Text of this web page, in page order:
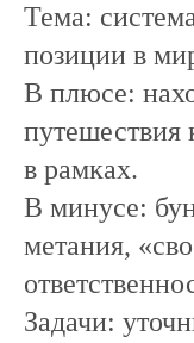
Тема:
позиции в
В плюсе:
путешествия
в рамках.
В минусе:
метания,
Задачи: